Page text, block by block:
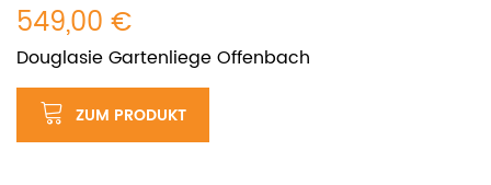
549,00 €
Douglasie Gartenliege Offenbach
ZUM PRODUKT